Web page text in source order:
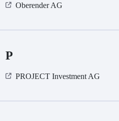
Oberender AG
P
PROJECT Investment AG